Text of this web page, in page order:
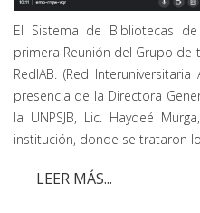
El Sistema de Bibliotecas
primera Reunión del Grupo
RedIAB. (Red
presencia de la Directora
la UNPSJB, Lic. Haydeé
institución, donde se trataron
LEER MÁS...